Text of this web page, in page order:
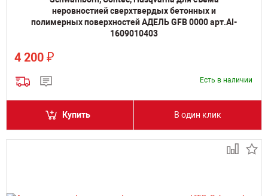
неровностией сверхтвердых бетонных и
полимерных поверхностей АДЕЛЬ GFB 0000 арт.AI-
1609010403
4 200 ₽
Есть в наличии
Купить В один клик